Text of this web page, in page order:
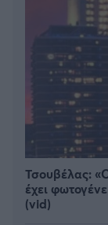
Τσουβέλας:
έχει
(vid)